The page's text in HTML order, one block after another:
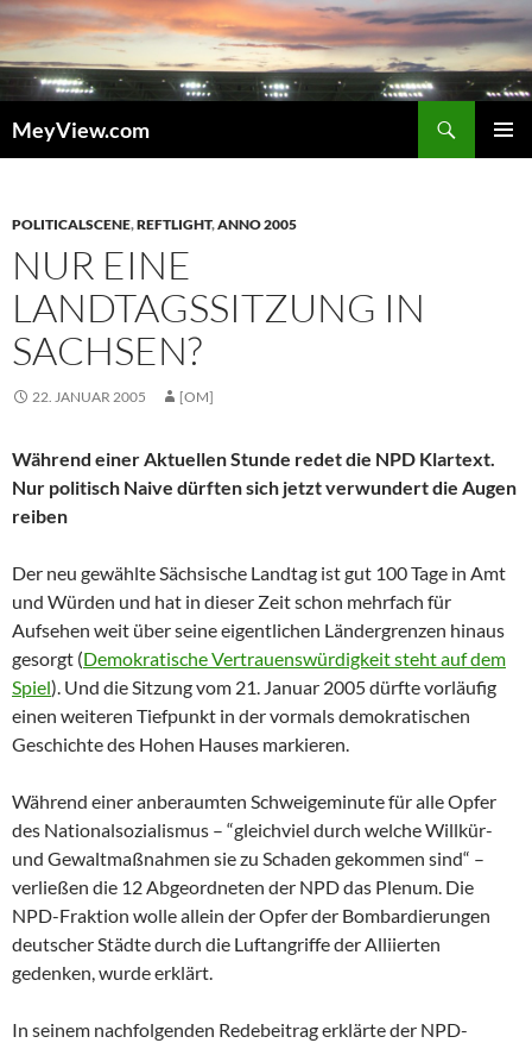
Zum
Inhalt
springen
MeyView.com
POLITICALSCENE,REFTLIGHT,ANNO 2005
NUR EINE
LANDTAGSSITZUNG IN
SACHSEN?
22. JANUAR 2005 [OM]
Während einer Aktuellen Stunde redet die NPD Klartext.
Nur politisch Naive dürften sich jetzt verwundert die Augen
reiben
Der neu gewählte Sächsische Landtag ist gut 100 Tage in Amt
und Würden und hat in dieser Zeit schon mehrfach für
Aufsehen weit über seine eigentlichen Ländergrenzen hinaus
gesorgt (Demokratische Vertrauenswürdigkeit steht auf dem
Spiel). Und die Sitzung vom 21. Januar 2005 dürfte vorläufig
einen weiteren Tiefpunkt in der vormals demokratischen
Geschichte des Hohen Hauses markieren.
Während einer anberaumten Schweigeminute für alle Opfer
des Nationalsozialismus – “gleichviel durch welche Willkür-
und Gewaltmaßnahmen sie zu Schaden gekommen sind“ –
verließen die 12 Abgeordneten der NPD das Plenum. Die
NPD-Fraktion wolle allein der Opfer der Bombardierungen
deutscher Städte durch die Luftangriffe der Alliierten
gedenken, wurde erklärt.
In seinem nachfolgenden Redebeitrag erklärte der NPD-